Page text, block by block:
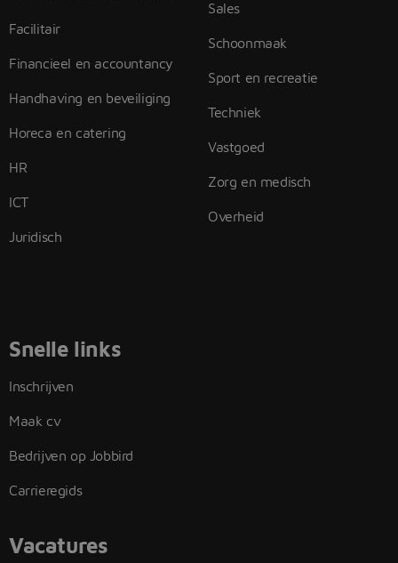
Facilitair
Financieel en accountancy
Handhaving en beveiliging
Horeca en catering
HR
ICT
Juridisch
Sales
Schoonmaak
Sport en recreatie
Techniek
Vastgoed
Zorg en medisch
Overheid
Snelle links
Inschrijven
Maak cv
Bedrijven op Jobbird
Carrieregids
Vacatures